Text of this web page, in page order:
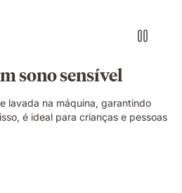
sono sensível
lavada na máquina, garantindo
é ideal para crianças e pessoas